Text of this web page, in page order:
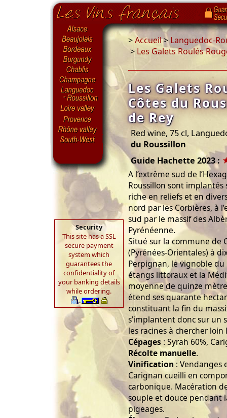
Security
This site has a SSL
secure payment
system which
guarantees the
confidentiality of
your banking details
while ordering.
>Accueil>Languedoc-
> Les Galets Roulés
Les Galets
Côtes du
de Rey
Red wine, 75 cl,
du Roussillon
Guide Hachette 2023 :
A l’extrême sud de
Roussillon sont
riche en reliefs et en
nord par les Corbières, à
sud par le massif des
Pyrénéenne.
Situé sur la commune de
(Pyrénées-Orientales) à
Perpignan, le vignoble du
étangs littoraux et la
moyenne de quinze
étend ses quarante
constituant la fin du
s’implantent donc sur
les racines à chercher
Cépages : Syrah 60%,
Récolte manuelle.
Vinification : Vendanges
Carignan cueilli en
carbonique. Macération
souple et douce pendant
pigeages.